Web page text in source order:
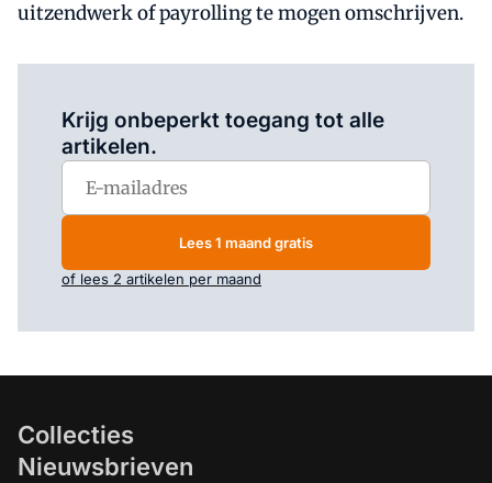
uitzendwerk of payrolling te mogen omschrijven.
Krijg onbeperkt toegang tot alle
artikelen.
Lees 1 maand gratis
of lees 2 artikelen per maand
Collecties
Nieuwsbrieven